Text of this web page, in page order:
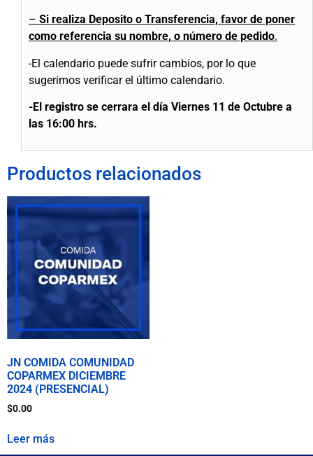
– Si realiza Deposito o Transferencia, favor de poner
como referencia su nombre, o número de pedido.
-El calendario puede sufrir cambios, por lo que
sugerimos verificar el último calendario.
-El registro se cerrara el día Viernes 11 de Octubre a
las 16:00 hrs.
Productos relacionados
JN COMIDA COMUNIDAD
COPARMEX DICIEMBRE
2024 (PRESENCIAL)
$0.00
Leer más